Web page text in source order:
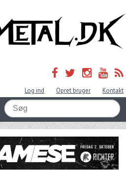
Log ind Opret bruger Kontakt